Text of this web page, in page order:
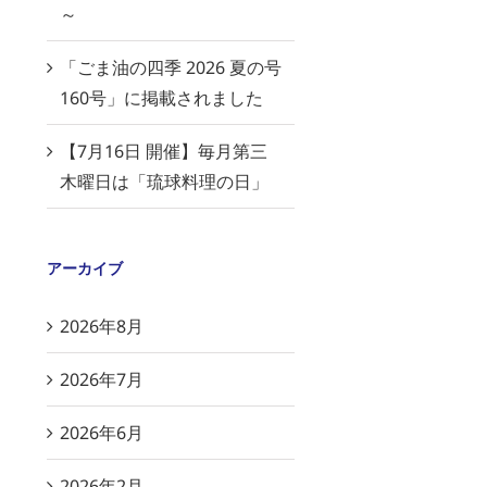
～
「ごま油の四季 2026 夏の号
160号」に掲載されました
【7月16日 開催】毎月第三
木曜日は「琉球料理の日」
アーカイブ
2026年8月
2026年7月
2026年6月